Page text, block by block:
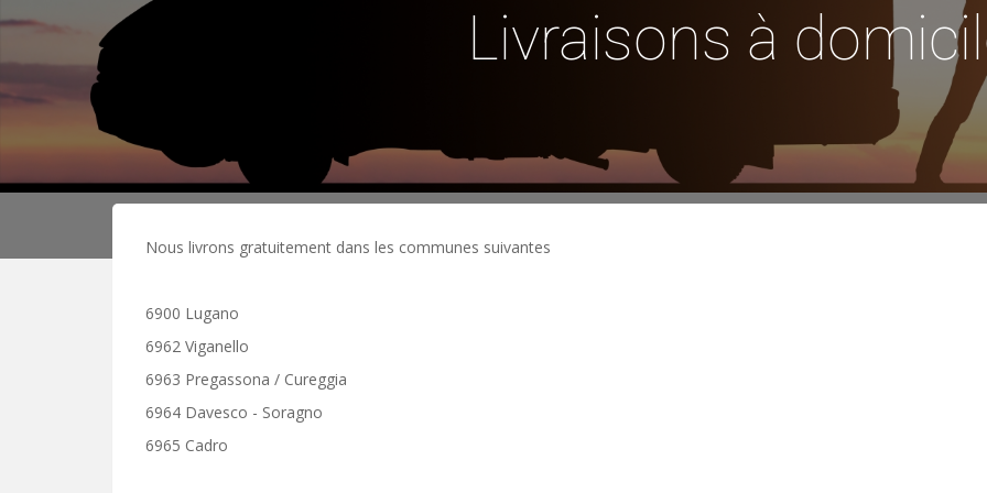
Livraisons à
Nous livrons gratuitement dans les communes suivantes
6900 Lugano
6962 Viganello
6963 Pregassona / Cureggia
6964 Davesco - Soragno
6965 Cadro